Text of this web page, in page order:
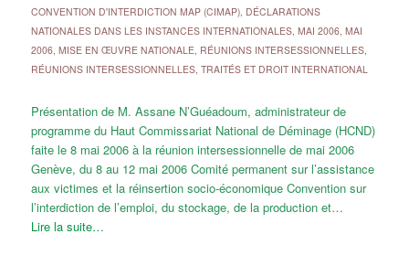
CONVENTION D'INTERDICTION MAP (CIMAP), DÉCLARATIONS
NATIONALES DANS LES INSTANCES INTERNATIONALES, MAI 2006, MAI
2006, MISE EN ŒUVRE NATIONALE, RÉUNIONS INTERSESSIONNELLES,
RÉUNIONS INTERSESSIONNELLES, TRAITÉS ET DROIT INTERNATIONAL
Présentation de M. Assane N’Guéadoum, administrateur de
programme du Haut Commissariat National de Déminage (HCND)
faite le 8 mai 2006 à la réunion intersessionnelle de mai 2006
Genève, du 8 au 12 mai 2006 Comité permanent sur l’assistance
aux victimes et la réinsertion socio-économique Convention sur
l’interdiction de l’emploi, du stockage, de la production et…
Lire la suite…